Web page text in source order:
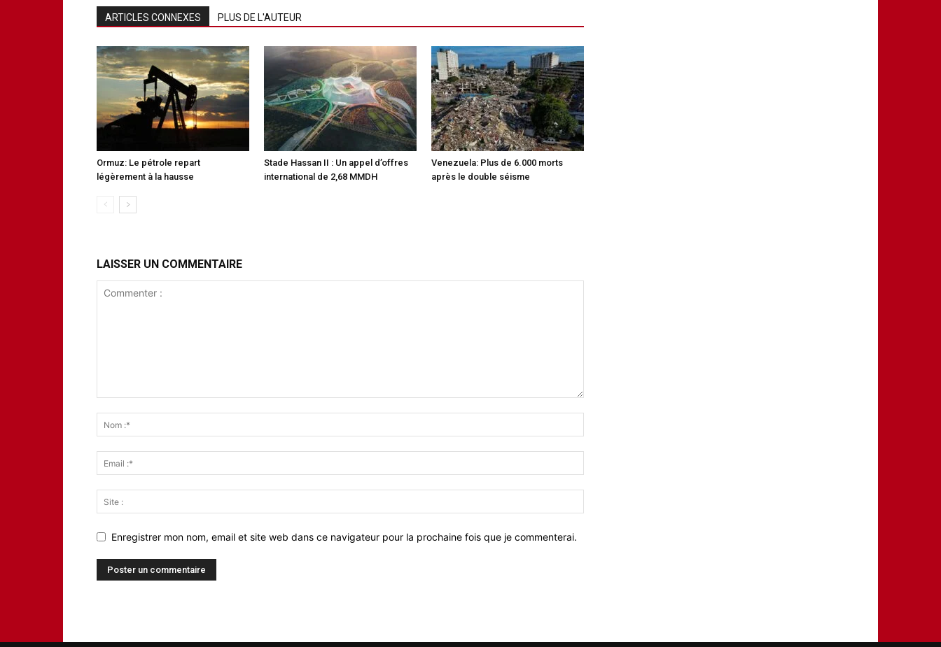
ARTICLES CONNEXES PLUS DE L'AUTEUR
Ormuz: Le pétrole repart
légèrement à la hausse
Stade Hassan II : Un appel d’offres
international de 2,68 MMDH
Venezuela: Plus de 6.000 morts
après le double séisme
LAISSER UN COMMENTAIRE
Enregistrer mon nom, email et site web dans ce navigateur pour la prochaine fois que je commenterai.